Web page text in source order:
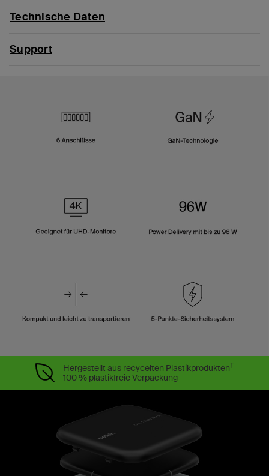
Technische Daten
Support
Hergestellt aus recycelten Plastikprodukten†
100 % plastikfreie Verpackung